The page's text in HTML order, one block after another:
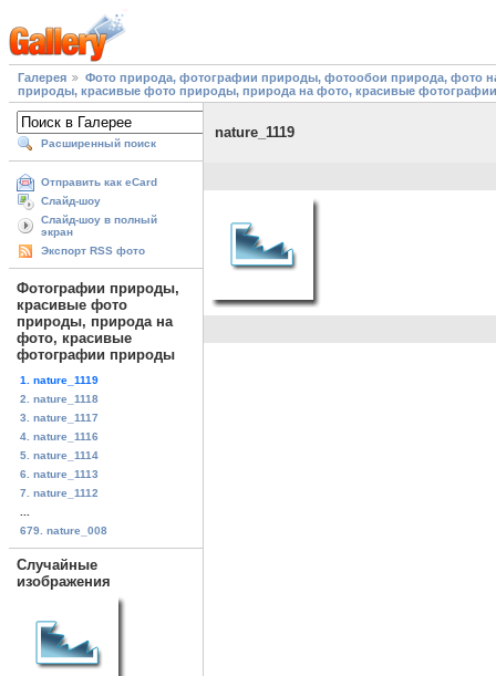
Галерея
Фото природа, фотографии природы, фотообои природа, фото
природы, красивые фото природы, природа на фото, красивые
Расширенный поиск
Отправить как eCard
Слайд-шоу
Слайд-шоу в полный
экран
Экспорт RSS фото
Фотографии природы,
красивые фото
природы, природа на
фото, красивые
фотографии природы
1. nature_1119
2. nature_1118
3. nature_1117
4. nature_1116
5. nature_1114
6. nature_1113
7. nature_1112
679. nature_008
Случайные
изображения
nature_1119